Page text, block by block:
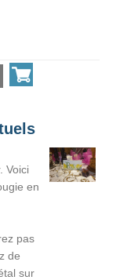
Voici
en
pas
de
sur